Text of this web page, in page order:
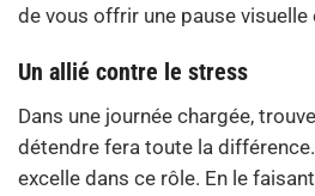
de vous offrir une pause visuelle
Un allié contre le stress
Dans une journée chargée,
détendre fera toute la
excelle dans ce rôle. En le